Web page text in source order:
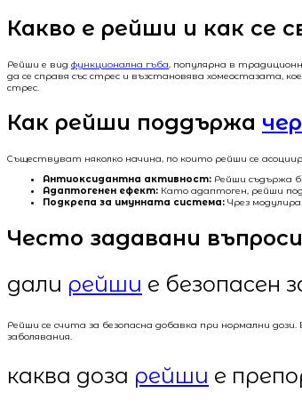
Какво е рейши и как се
Рейши е вид функционална гъба, популярна в
да се справя със стрес и възстановява хомеостазата,
стрес.
Как рейши поддържа
Съществуват няколко начина, по които рейши се
Антиоксидантна активност: Рейши съдържа
Адаптогенен ефект: Като адаптоген, рейши
Подкрепа за имунната система: Чрез
Често задавани
дали рейши е безопасен
Рейши се счита за безопасна добавка при нормални
заболявания.
каква доза рейши е